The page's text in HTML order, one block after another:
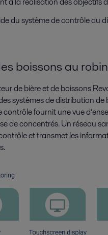
du système de contrôle du
boissons au
de bière et de boissons
systèmes de distribution
fournit une vue
de concentrés. Un réseau
et transmet les